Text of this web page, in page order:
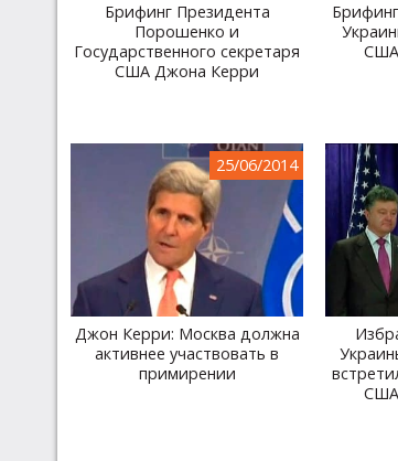
Брифинг Президента
Порошенко и
Государственного секретаря
США Джона Керри
25/06/2014
Джон Керри: Москва должна
активнее участвовать в
примирении